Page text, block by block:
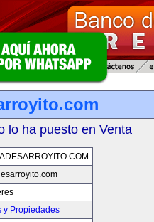
lo ha puesto en Venta
y Propiedades